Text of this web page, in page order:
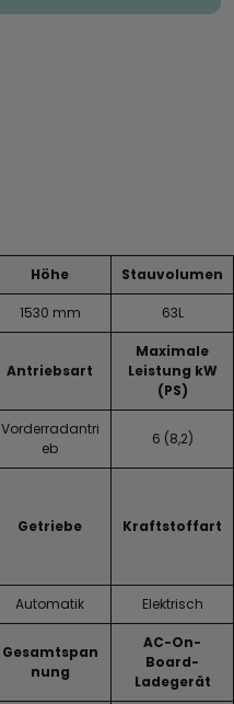
Höhe Stauvolumen
1530 mm 63L
Antriebsart
Maximale
Leistung kW
(PS)
Vorderradantri
eb
6 (8,2)
Getriebe Kraftstoffart
Automatik Elektrisch
Gesamtspan
nung
AC-On-
Board-
Ladegerät